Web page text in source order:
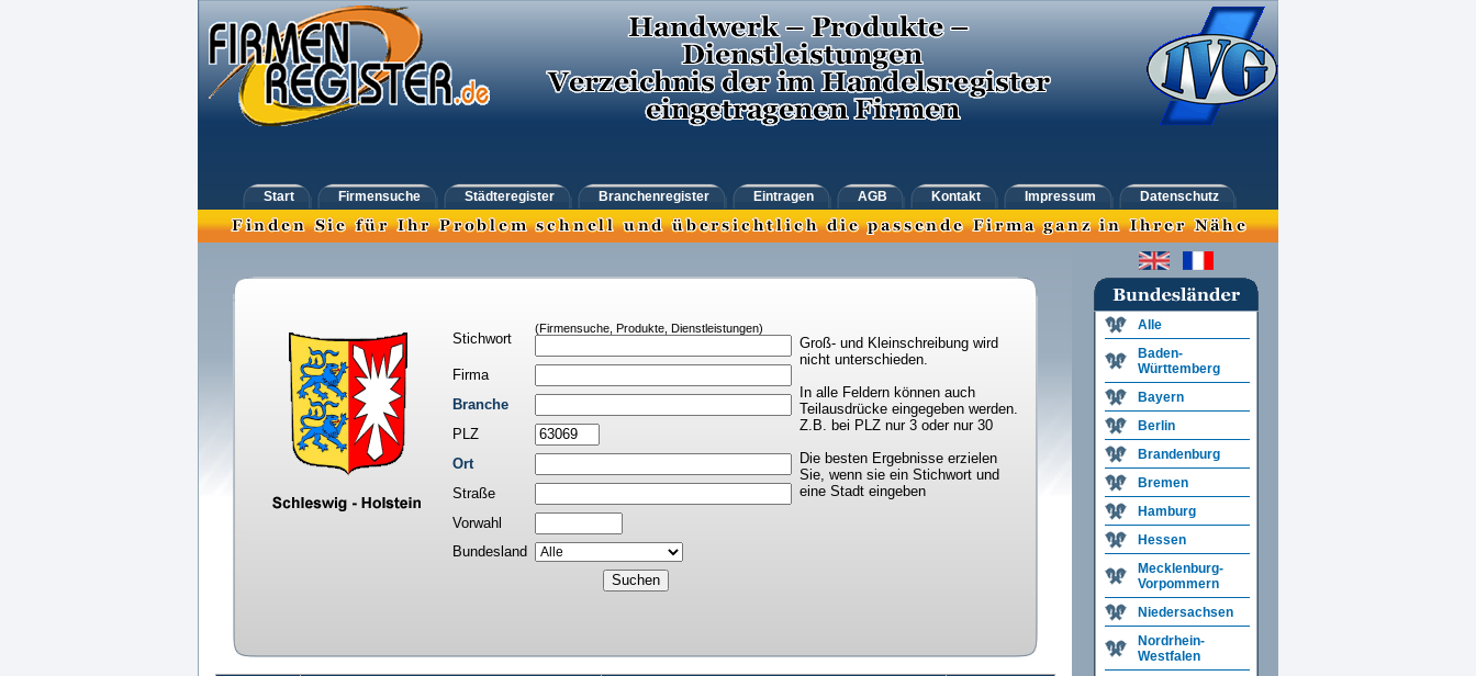
Start Firmensuche Städteregister Branchenregister Eintragen AGB Kontakt Impressum Datenschutz
Stichwort
(Firmensuche, Produkte, Dienstleistungen)
Groß- und Kleinschreibung wird
nicht unterschieden.
In alle Feldern können auch
Teilausdrücke eingegeben werden.
Z.B. bei PLZ nur 3 oder nur 30
Die besten Ergebnisse erzielen
Sie, wenn sie ein Stichwort und
eine Stadt eingeben
Firma
Branche
PLZ
Ort
Straße
Vorwahl
Bundesland
Alle
Baden-
Württemberg
Bayern
Berlin
Brandenburg
Bremen
Hamburg
Hessen
Mecklenburg-
Vorpommern
Niedersachsen
Nordrhein-
Westfalen